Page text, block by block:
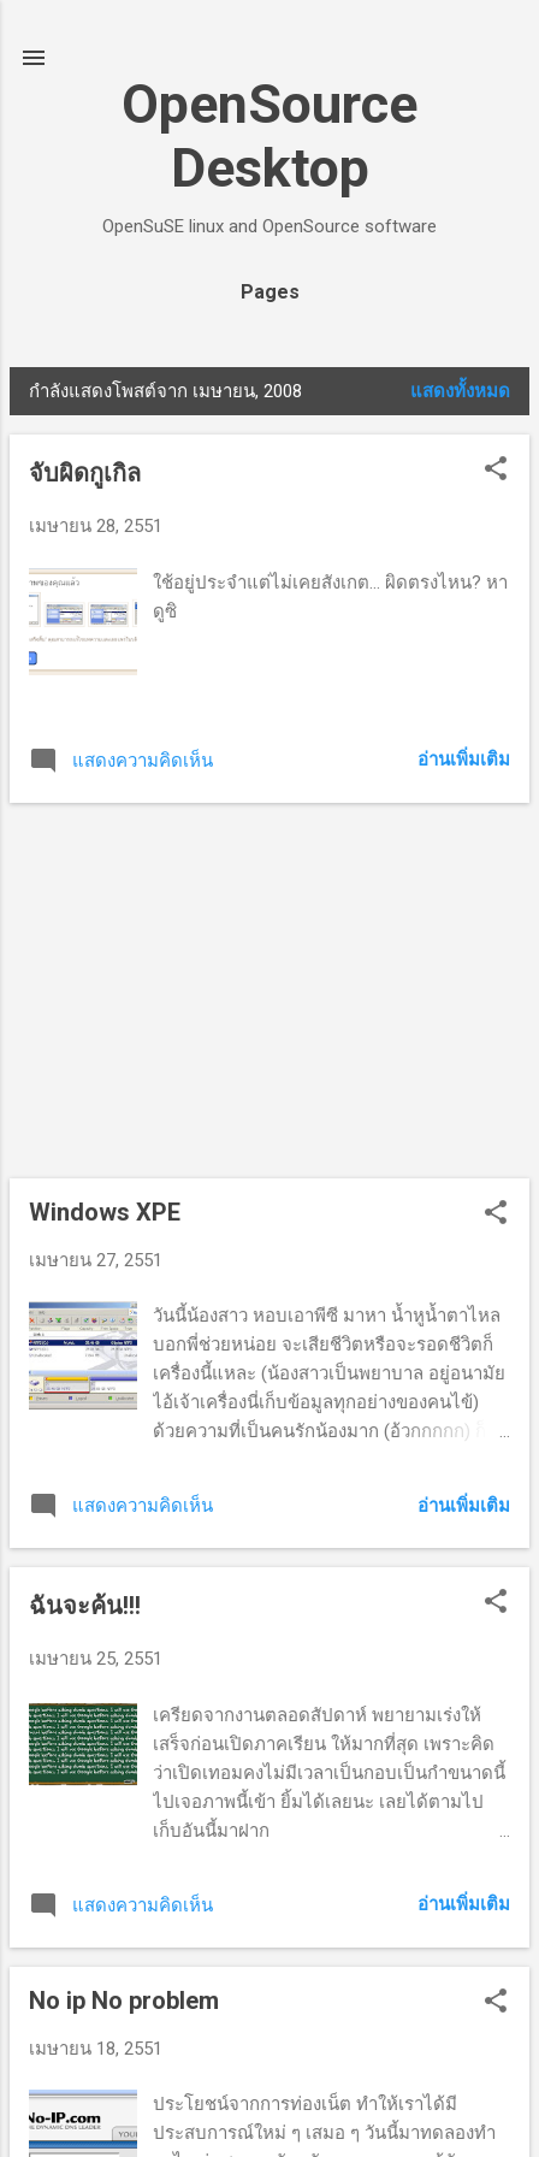
OpenSource
Desktop
OpenSuSE linux and OpenSource software
Pages
บ
กำลังแสดงโพสต์จาก เมษายน, 2008 แสดงทั้งหมด
จับผิดกูเกิล
เมษายน 28, 2551
ใช้อยู่ประจำแต่ไม่เคยสังเกต... ผิดตรงไหน? หา
ดูซิ
แสดงความคิดเห็น อ่านเพิ่มเติม
Windows XPE
เมษายน 27, 2551
วันนี้น้องสาว หอบเอาพีซี มาหา น้ำหูน้ำตาไหล
บอกพี่ช่วยหน่อย จะเสียชีวิตหรือจะรอดชีวิตก็
เครื่องนี้แหละ (น้องสาวเป็นพยาบาล อยู่อนามัย
ไอ้เจ้าเครื่องนี่เก็บข้อมูลทุกอย่างของคนไข้)
ด้วยความที่เป็นคนรักน้องมาก (อ้วกกกกก) ก็รีบ
น้องสาวตัวดีเร่งอีกพี่มันพังแล้วจะทำไง ช่วยที
นะช่วยที ไอ้เราเห็นแล้วก็สงสาร ครั้นจะถอด
เอาฮาร์ดไดรฟ์ ออกมาก็ไม่มีเครื่องพีซีอีกนั่น
ครับ) คิดได้ว่า ครูมนตรี เคยพูดถึง WinPE เลย
เอาไอ้เจ้าตัวนี้มาจากไหน เครื่องมือช่วยชีวิต
แน่นอน ว่าแล้วก็ต่อเน็ต โหลดออกมาใช้เวลา
ชั่วโมงกว่า เสร็จแล้วก็เขียนลงแผ่น พอบูต
เครื่องจากแผ่น ก็จัดการ เปิดโปรแกรมเพื่อใช้
ซ่อมทันที โปรแกรมที่เกี่ยวกับ พาร์ติชัน ของ
Windows XPE มีหลายตัว แต่เลือกใช้ Acronis
ก็ลองทำดูได้ครับ ๑. น่าตาโปรแกรม จะพบว่า
(ซึ่งเป็นปัญหาอยู่) ๒.เลือกไดรฟ์ที่ต้องการซ่อม
แสดงความคิดเห็น อ่านเพิ่มเติม
ฉันจะค้น!!!
เมษายน 25, 2551
เครียดจากงานตลอดสัปดาห์ พยายามเร่งให้
เสร็จก่อนเปิดภาคเรียน ให้มากที่สุด เพราะคิด
ว่าเปิดเทอมคงไม่มีเวลาเป็นกอบเป็นกำขนาดนี้
ไปเจอภาพนี้เข้า ยิ้มได้เลยนะ เลยได้ตามไป
เก็บอันนี้มาฝาก
questions.html เวอร์ชันภาษาไทยทีม ทะเล
แปลไว้ที่นี่ http://wiki.opentle.org/Smart-
questions
แสดงความคิดเห็น อ่านเพิ่มเติม
No ip No problem
เมษายน 18, 2551
ประโยชน์จากการท่องเน็ต ทำให้เราได้มี
ประสบการณ์ใหม่ ๆ เสมอ ๆ วันนี้มาทดลองทำ